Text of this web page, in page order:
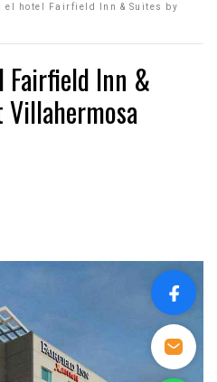
el hotel Fairfield Inn & Suites by
Fairfield Inn &